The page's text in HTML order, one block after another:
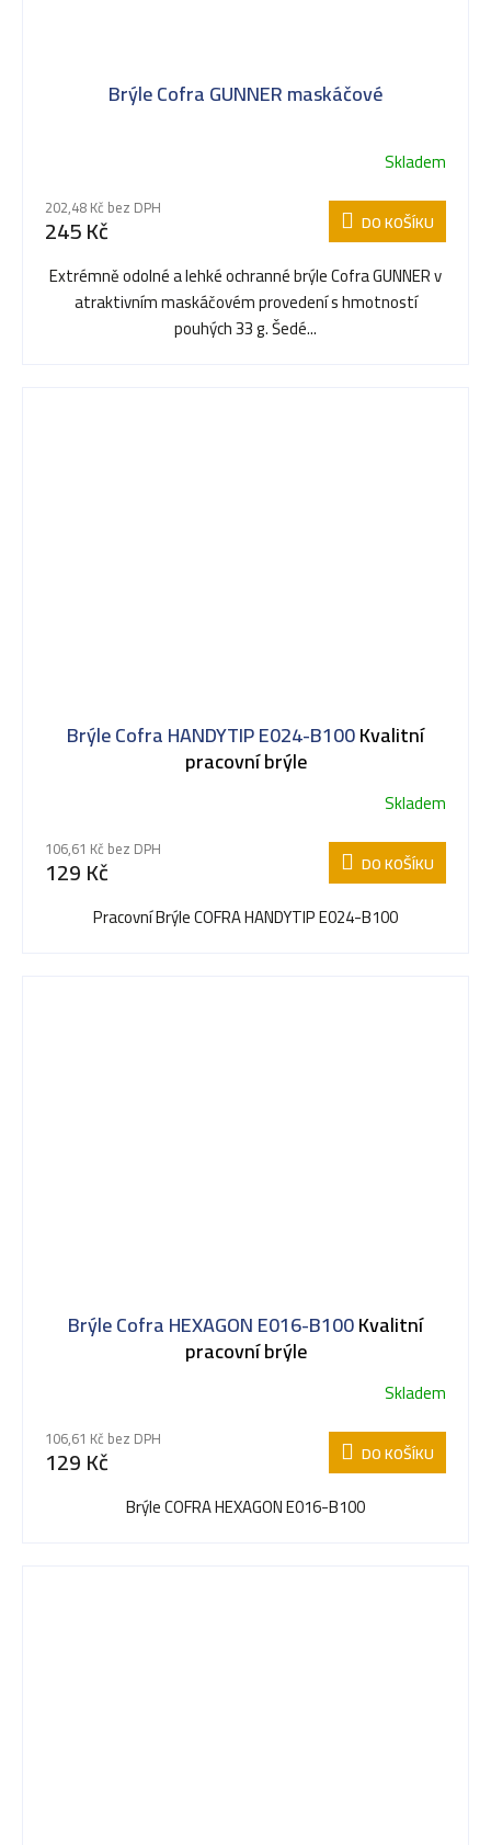
Brýle Cofra GUNNER maskáčové
Skladem
202,48 Kč bez DPH
245 Kč DO KOŠÍKU
Extrémně odolné a lehké ochranné brýle Cofra GUNNER v
atraktivním maskáčovém provedení s hmotností
pouhých 33 g. Šedé...
Brýle Cofra HANDYTIP E024-B100Kvalitní
pracovní brýle
Skladem
106,61 Kč bez DPH
129 Kč DO KOŠÍKU
Pracovní Brýle COFRA HANDYTIP E024-B100
Brýle Cofra HEXAGON E016-B100Kvalitní
pracovní brýle
Skladem
106,61 Kč bez DPH
129 Kč DO KOŠÍKU
Brýle COFRA HEXAGON E016-B100